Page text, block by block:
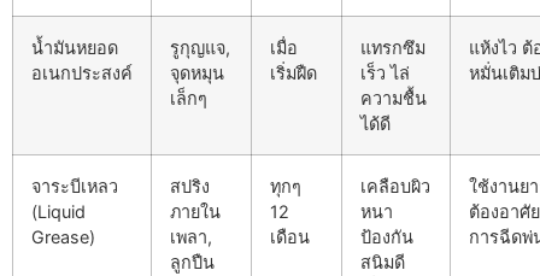
น้ำมันหยอด
อเนกประสงค์
รูกุญแจ,
จุดหมุน
เล็กๆ
เมื่อ
เริ่มฝืด
แทรกซึม
เร็ว ไล่
ความชื้น
ได้ดี
แห้งไว ต้
หมั่นเติม
จาระบีเหลว
(Liquid
Grease)
สปริง
ภายใน
เพลา,
ลูกปืน
ทุกๆ
12
เดือน
เคลือบผิว
หนา
ป้องกัน
สนิมดี
ใช้งานย
ต้องอาศัย
การฉีดพ่